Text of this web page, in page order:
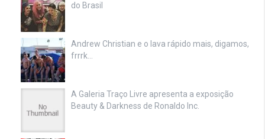
do Brasil
Andrew Christian e o lava rápido mais, digamos,
frrrk…
A Galeria Traço Livre apresenta a exposição
Beauty & Darkness de Ronaldo Inc.